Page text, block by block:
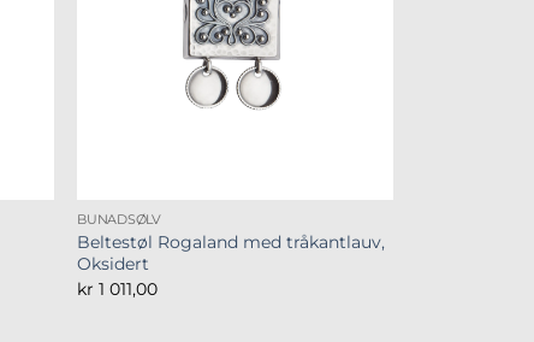
BUNADSØLV
Beltestøl Rogaland med tråkantlauv,
Oksidert
kr 1 011,00